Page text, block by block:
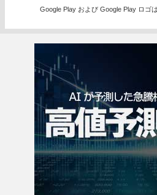
Google Play および Google Play ロゴ